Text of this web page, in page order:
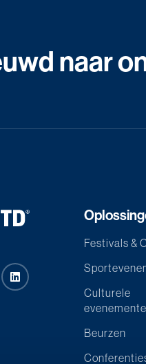
naar
Festivals &
Culturele
Beurzen